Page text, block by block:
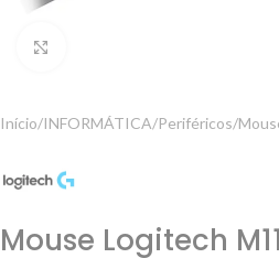
Início/INFORMÁTICA/Periféricos/
Mouse Logitech